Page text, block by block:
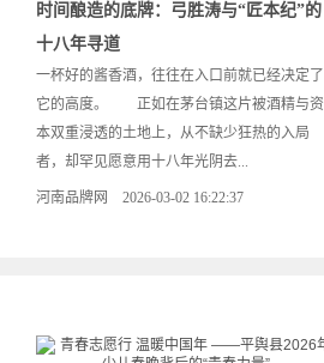
时间酿造的底牌：弓胜涛与“匠本纪”的
十八年寻道
一杯好的酱香酒，往往在入口前就已经决定了
它的高度。 正如在茅台镇这片被酒精与资
本双重浸透的土地上，从不缺少狂热的入局
者，却罕见愿意用十八年光阴去...
河南品牌网 2026-03-02 16:22:37